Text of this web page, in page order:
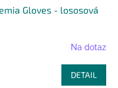
Gloves - lososová
Na dotaz
DETAIL